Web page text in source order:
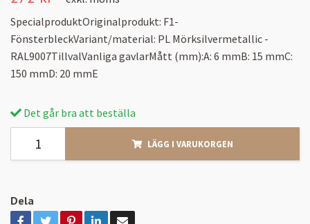
SpecialproduktOriginalprodukt: F1-
FönsterbleckVariant/material: PL Mörksilvermetallic -
RAL9007TillvalVanliga gavlarMått (mm):A: 6 mmB: 15 mmC:
150 mmD: 20 mmE
Det går bra att beställa
LÄGG I VARUKORGEN
Dela